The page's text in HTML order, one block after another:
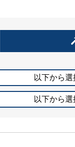
以下から
以下から